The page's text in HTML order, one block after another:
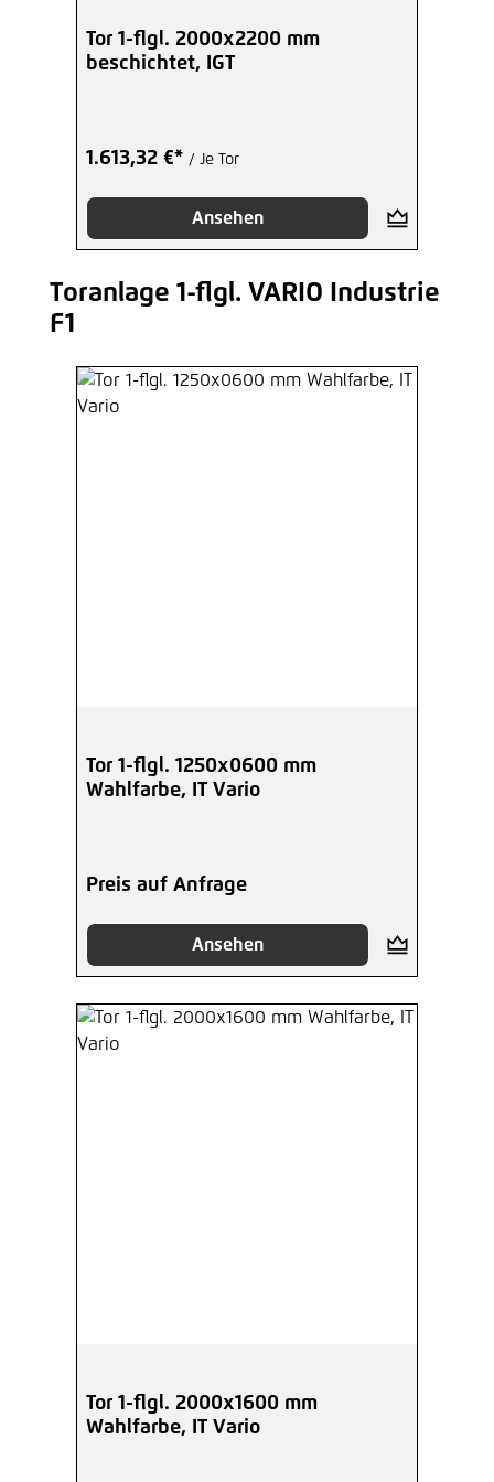
Tor 1-flgl. 2000x2200 mm
beschichtet, IGT
1.613,32 €* / Je Tor
Ansehen
Produktgalerie überspringen
Toranlage 1-flgl. VARIO Industrie
F1
Tor 1-flgl. 1250x0600 mm
Wahlfarbe, IT Vario
Preis auf Anfrage
Ansehen
Tor 1-flgl. 2000x1600 mm
Wahlfarbe, IT Vario